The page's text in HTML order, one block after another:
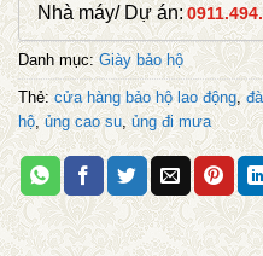
Nhà máy/ Dự án:
Danh mục:Giày bảo hộ
Thẻ:cửa hàng bảo hộ lao động,
hộ,ủng cao su,ủng đi mưa